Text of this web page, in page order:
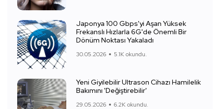
Japonya 100 Gbps'yi Aşan Yüksek
Frekanslı Hızlarla 6G'de Önemli Bir
Dönüm Noktası Yakaladı
30.05.2026 5.1K okundu.
Yeni Giyilebilir Ultrason Cihazı Hamilelik
Bakımını 'Değiştirebilir'
29.05.2026 6.2K okundu.